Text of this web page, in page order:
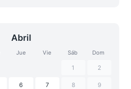
Abril
Jue Vie Sáb Dom
1 2
6 7 8 9